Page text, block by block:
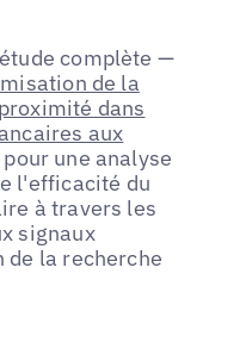
complète —
de la
dans
aux
une analyse
l'efficacité du
à travers les
signaux
la recherche